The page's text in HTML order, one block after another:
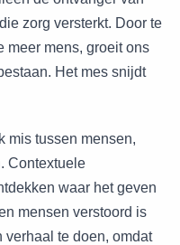
zorg versterkt. Door te
meer mens, groeit ons
Het mes snijdt
mis tussen mensen,
Contextuele
waar het geven
mensen verstoord is
te doen, omdat